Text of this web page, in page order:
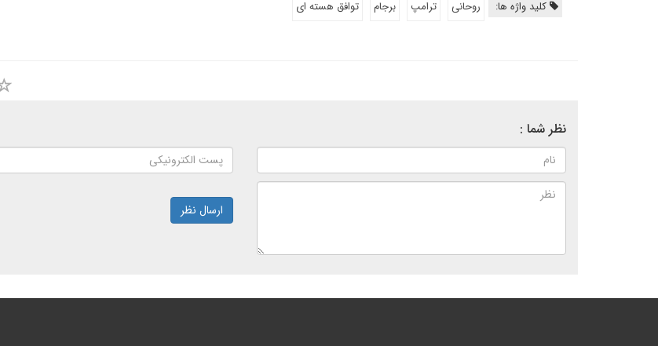
کلید واژه ها: روحانی ترامپ برجام توافق هسته ای
نظر شما :
ارسال نظر